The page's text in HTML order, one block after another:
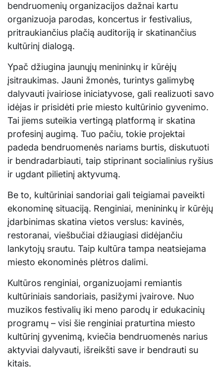
bendruomenių organizacijos dažnai kartu
organizuoja parodas, koncertus ir festivalius,
pritraukiančius plačią auditoriją ir skatinančius
kultūrinį dialogą.
Ypač džiugina jaunųjų menininkų ir kūrėjų
įsitraukimas. Jauni žmonės, turintys galimybę
dalyvauti įvairiose iniciatyvose, gali realizuoti savo
idėjas ir prisidėti prie miesto kultūrinio gyvenimo.
Tai jiems suteikia vertingą platformą ir skatina
profesinį augimą. Tuo pačiu, tokie projektai
padeda bendruomenės nariams burtis, diskutuoti
ir bendradarbiauti, taip stiprinant socialinius ryšius
ir ugdant pilietinį aktyvumą.
Be to, kultūriniai sandoriai gali teigiamai paveikti
ekonominę situaciją. Renginiai, menininkų ir kūrėjų
įdarbinimas skatina vietos verslus: kavinės,
restoranai, viešbučiai džiaugiasi didėjančiu
lankytojų srautu. Taip kultūra tampa neatsiejama
miesto ekonominės plėtros dalimi.
Kultūros renginiai, organizuojami remiantis
kultūriniais sandoriais, pasižymi įvairove. Nuo
muzikos festivalių iki meno parodų ir edukacinių
programų – visi šie renginiai praturtina miesto
kultūrinį gyvenimą, kviečia bendruomenės narius
aktyviai dalyvauti, išreikšti save ir bendrauti su
kitais.